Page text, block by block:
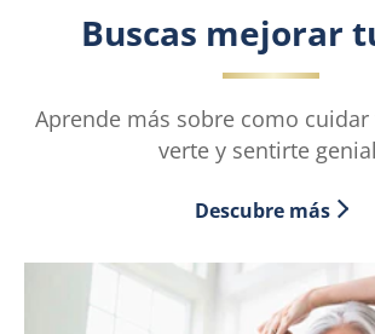
Buscas mejorar
Aprende más sobre como
verte y sentirte
Descubre más